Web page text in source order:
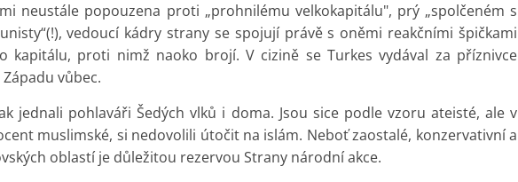
neustále popouzena proti „prohnilému velkokapitálu", prý „spolčeném s
vedoucí kádry strany se spojují právě s oněmi reakčními špičkami
kapitálu, proti nimž naoko brojí. V cizině se Turkes vydával za příznivce
vůbec.
jednali pohlaváři Šedých vlků i doma. Jsou sice podle vzoru ateisté, ale v
muslimské, si nedovolili útočit na islám. Neboť zaostalé, konzervativní a
oblastí je důležitou rezervou Strany národní akce.